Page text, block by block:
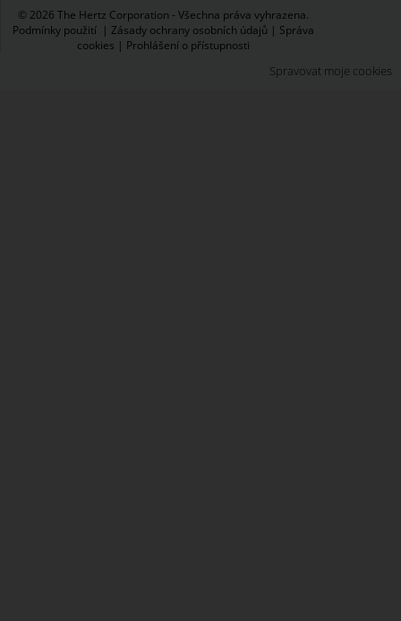
© 2026 The Hertz Corporation - Všechna práva vyhrazena.
Podmínky použití | Zásady ochrany osobních údajů | Správa
cookies | Prohlášení o přístupnosti
Spravovat moje cookies